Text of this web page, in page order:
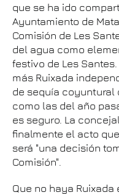
que se ha ido
Ayuntamiento de
Comisión de Les
del agua como
festivo de Les
más Ruixada
de sequía coyuntural
como las del año
es seguro. La
finalmente el acto
será "una decisión
Comisión".
Que no haya